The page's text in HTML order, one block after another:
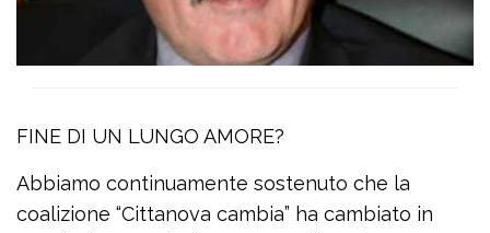
FINE DI UN LUNGO AMORE?
Abbiamo continuamente sostenuto che la
coalizione “Cittanova cambia” ha cambiato in